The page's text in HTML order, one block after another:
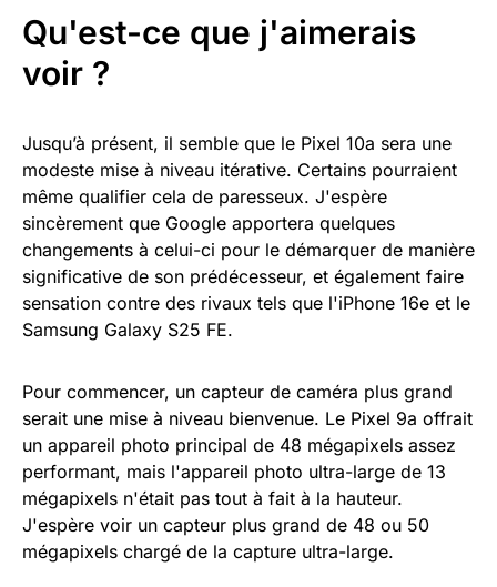
Qu'est-ce que j'aimerais
voir ?
Jusqu’à présent, il semble que le Pixel 10a sera une
modeste mise à niveau itérative. Certains pourraient
même qualifier cela de paresseux. J'espère
sincèrement que Google apportera quelques
changements à celui-ci pour le démarquer de manière
significative de son prédécesseur, et également faire
sensation contre des rivaux tels que l'iPhone 16e et le
Samsung Galaxy S25 FE.
Pour commencer, un capteur de caméra plus grand
serait une mise à niveau bienvenue. Le Pixel 9a offrait
un appareil photo principal de 48 mégapixels assez
performant, mais l'appareil photo ultra-large de 13
mégapixels n'était pas tout à fait à la hauteur.
J'espère voir un capteur plus grand de 48 ou 50
mégapixels chargé de la capture ultra-large.